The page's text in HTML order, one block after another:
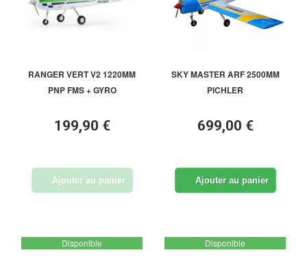
RANGER VERT V2 1220MM
PNP FMS + GYRO
199,90 €
Ajouter au panier
SKY MASTER ARF 2500MM
PICHLER
699,00 €
Ajouter au panier
Disponible Disponible